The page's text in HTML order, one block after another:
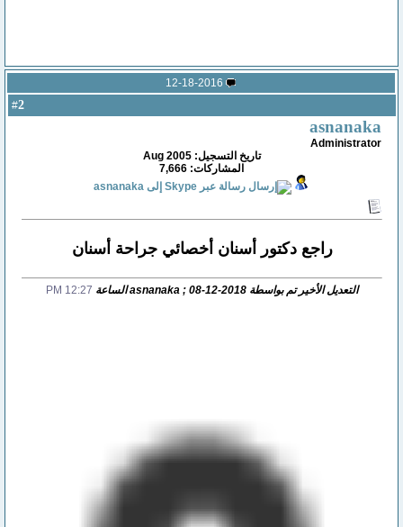
12-18-2016
2
asnanaka
Administrator
تاريخ التسجيل: Aug 2005
المشاركات: 7,666
راجع دكتور أسنان أخصائي جراحة أسنان
التعديل الأخير تم بواسطة asnanaka ; 08-12-2018 الساعة 12:27 PM